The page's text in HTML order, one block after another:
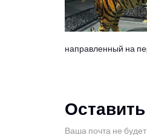
направленный на
Ваша почта не